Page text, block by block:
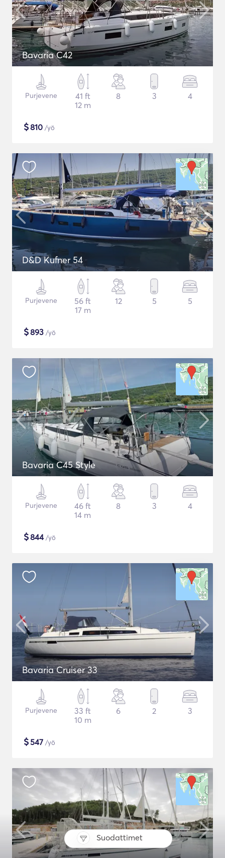
Suodattimet
Bavaria C42
Purjevene
41 ft
12 m
8 3 4
$810 /yö
D&D Kufner 54
Purjevene
56 ft
17 m
12 5 5
$893 /yö
Bavaria C45 Style
Purjevene
46 ft
14 m
8 3 4
$844/yö
Bavaria Cruiser 33
Purjevene
33 ft
10 m
6 2 3
$547 /yö